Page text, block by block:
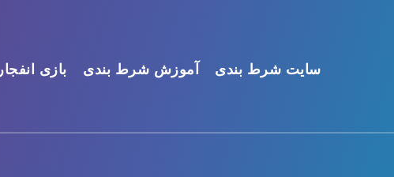
سایت شرط بندی آموزش شرط بندی بازی انفجار